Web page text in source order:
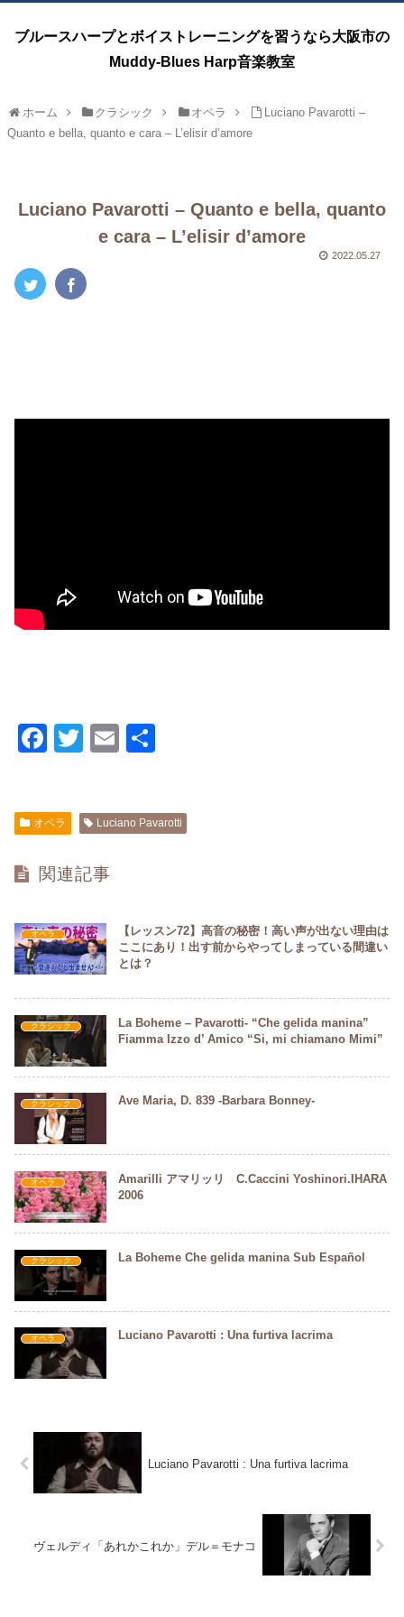
ブルースハープとボイストレーニングを習うなら大阪市の
Muddy-Blues Harp音楽教室
ホーム クラシック オペラ
Luciano Pavarotti –
Quanto e bella, quanto e cara – L’elisir d’amore
Luciano Pavarotti – Quanto e bella, quanto
e cara – L’elisir d’amore
2022.05.27
F
e
o
k
T
er
E
オペラ Luciano Pavarotti
関連記事
オペラ
【レッスン72】高音の秘密！高い声が出ない理由は
ここにあり！出す前からやってしまっている間違い
とは？
クラシック
La Boheme – Pavarotti- “Che gelida manina”
Fiamma Izzo d’ Amico “Si, mi chiamano Mimi”
クラシック Ave Maria, D. 839 -Barbara Bonney-
オペラ
Amarilli アマリッリ C.Caccini Yoshinori.IHARA
2006
クラシック La Boheme Che gelida manina Sub Español
オペラ Luciano Pavarotti : Una furtiva lacrima
Luciano Pavarotti : Una furtiva lacrima
ヴェルディ「あれかこれか」デル＝モナコ